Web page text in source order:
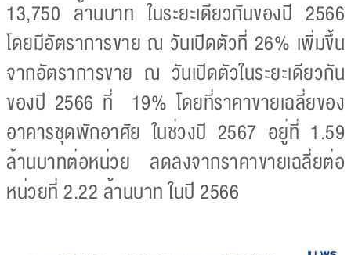
13,750 ล้านบาท ในระยะเดียวกันของปี 2566
โดยมีอัตราการขาย ณ วันเปิดตัวที่ 26% เพิ่มขึ้น
จากอัตราการขาย ณ วันเปิดตัวในระยะเดียวกัน
ของปี 2566 ที่ 19% โดยที่ราคาขายเฉลี่ยของ
อาคารชุดพักอาศัย ในช่วงปี 2567 อยู่ที่ 1.59
ล้านบาทต่อหน่วย ลดลงจากราคาขายเฉลี่ยต่อ
หน่วยที่ 2.22 ล้านบาท ในปี 2566